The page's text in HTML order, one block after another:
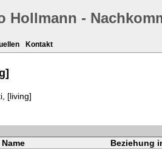
Hollmann -
Kontakt
[living]
Name
Beziehung